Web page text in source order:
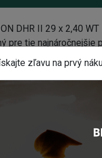
DHR II 29 x 2,40 WT
pre tie najnáročnejšie
II využíva
na nespevnenom
DHR II 29 x 2,40
zaisťuje nízky valivý
ponúka výbornú
zľavu na prvý